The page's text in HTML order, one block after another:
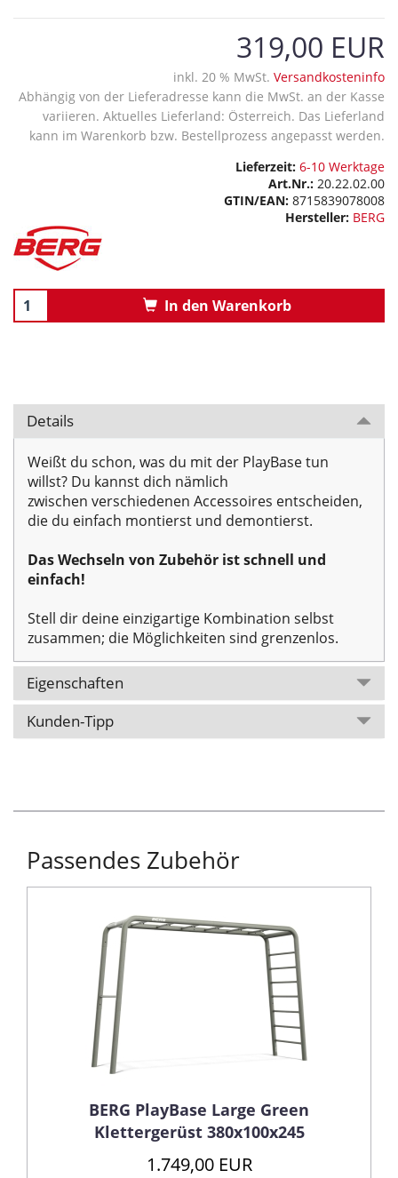
319,00 EUR
inkl. 20 % MwSt. Versandkosteninfo
Abhängig von der Lieferadresse kann die MwSt. an der Kasse
variieren. Aktuelles Lieferland: Österreich. Das Lieferland
kann im Warenkorb bzw. Bestellprozess angepasst werden.
Lieferzeit: 6-10 Werktage
Art.Nr.: 20.22.02.00
GTIN/EAN: 8715839078008
Hersteller: BERG
In den Warenkorb
Details
Weißt du schon, was du mit der PlayBase tun
willst? Du kannst dich nämlich
zwischen verschiedenen Accessoires entscheiden,
die du einfach montierst und demontierst.
Das Wechseln von Zubehör ist schnell und
einfach!
Stell dir deine einzigartige Kombination selbst
zusammen; die Möglichkeiten sind grenzenlos.
Eigenschaften
Kunden-Tipp
Passendes Zubehör
BERG PlayBase Large Green
Klettergerüst 380x100x245
1.749,00 EUR